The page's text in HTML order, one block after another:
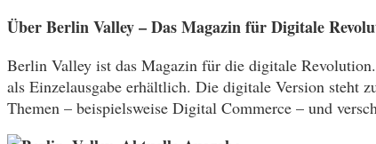
Über Berlin Valley – Das Magazin für Digitale
Berlin Valley ist das Magazin für die digitale
als Einzelausgabe erhältlich. Die digitale Version steht
Themen – beispielsweise Digital Commerce – und